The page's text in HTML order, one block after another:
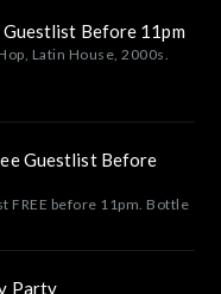
Before 11pm
Latin House, 2000s.
Guestlist Before
FREE before 11pm. Bottle
Party